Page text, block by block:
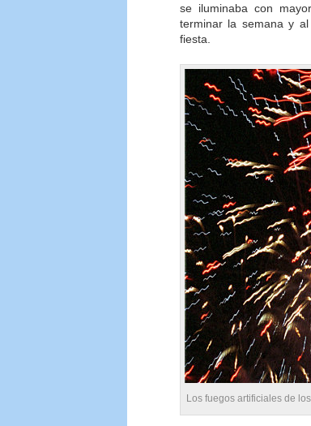
se iluminaba con
terminar la semana y
fiesta.
Los fuegos artificiales de